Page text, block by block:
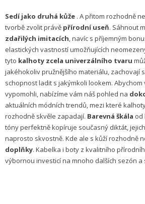
Sedí jako druhá kůže . A přitom rozhodně
tvorbě zvolit právě přírodní useň. Sáhnout
zdařilých imitacích, navíc s příjemným
elastických vastností umožňujících
tyto kalhoty zcela univerzálního tvaru
jakéhokoliv pružnějšího materiálu, zachovají
schopnost ladit s jakýmkoli lookem. Abychom
vypomohli, nabízíme vám náš pohled na
aktuálních módních trendů, mezi které
rozhodně skvěle zapadají. Barevná škála od
tóny perfektně kopíruje současný diktát,
naprosto skvostně. Kde ale s kůží rozhodně
doplňky. Kabelka i boty z kvalitního
výbornou investicí na mnoho dalších sezón a